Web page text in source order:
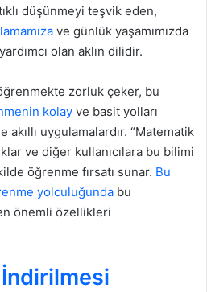
düşünmeyi teşvik eden,
ve günlük yaşamımızda
olan aklın dilidir.
zorluk çeker, bu
kolay ve basit yolları
akıllı uygulamalardır. “Matematik
ve diğer kullanıcılara bu bilimi
öğrenme fırsatı sunar. Bu
yolculuğunda bu
önemli özellikleri